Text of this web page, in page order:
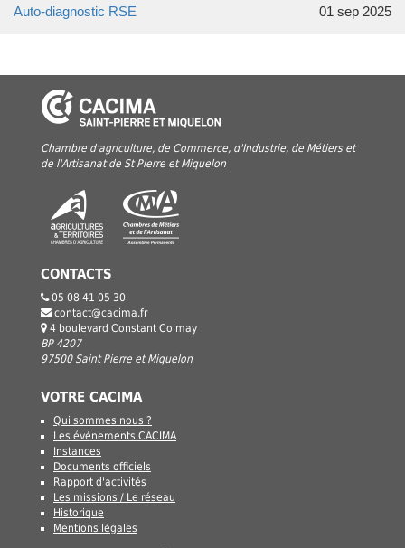
Auto-diagnostic RSE
01 sep 2025
Chambre d'agriculture, de Commerce, d'Industrie, de Métiers et
de l'Artisanat de St Pierre et Miquelon
CONTACTS
05 08 41 05 30
contact@cacima.fr
4 boulevard Constant Colmay
BP 4207
97500 Saint Pierre et Miquelon
VOTRE CACIMA
Qui sommes nous ?
Les événements CACIMA
Instances
Documents officiels
Rapport d'activités
Les missions / Le réseau
Historique
Mentions légales